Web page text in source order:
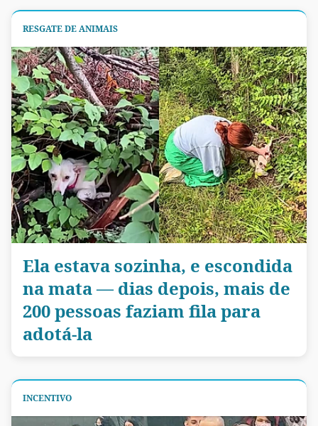
RESGATE DE ANIMAIS
Ela estava sozinha, e escondida
na mata — dias depois, mais de
200 pessoas faziam fila para
adotá-la
INCENTIVO